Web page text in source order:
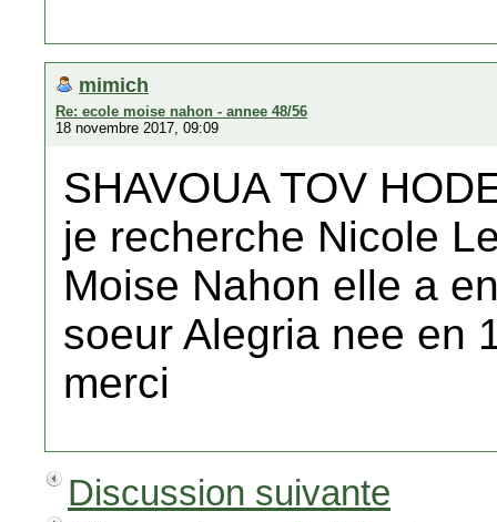
mimich
Re: ecole moise nahon - annee 48/56
18 novembre 2017, 09:09
SHAVOUA TOV
je recherche Nicole
Moise Nahon elle a
soeur Alegria nee en
merci
Discussion suivante